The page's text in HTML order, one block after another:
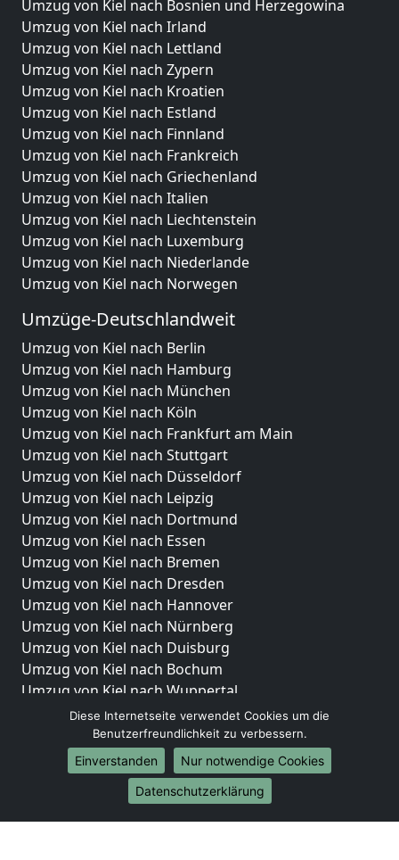
Umzug von Kiel nach Bosnien und Herzegowina
Umzug von Kiel nach Irland
Umzug von Kiel nach Lettland
Umzug von Kiel nach Zypern
Umzug von Kiel nach Kroatien
Umzug von Kiel nach Estland
Umzug von Kiel nach Finnland
Umzug von Kiel nach Frankreich
Umzug von Kiel nach Griechenland
Umzug von Kiel nach Italien
Umzug von Kiel nach Liechtenstein
Umzug von Kiel nach Luxemburg
Umzug von Kiel nach Niederlande
Umzug von Kiel nach Norwegen
Umzüge-Deutschlandweit
Umzug von Kiel nach Berlin
Umzug von Kiel nach Hamburg
Umzug von Kiel nach München
Umzug von Kiel nach Köln
Umzug von Kiel nach Frankfurt am Main
Umzug von Kiel nach Stuttgart
Umzug von Kiel nach Düsseldorf
Umzug von Kiel nach Leipzig
Umzug von Kiel nach Dortmund
Umzug von Kiel nach Essen
Umzug von Kiel nach Bremen
Umzug von Kiel nach Dresden
Umzug von Kiel nach Hannover
Umzug von Kiel nach Nürnberg
Umzug von Kiel nach Duisburg
Umzug von Kiel nach Bochum
Umzug von Kiel nach Wuppertal
Umzug von Kiel nach Bielefeld
Umzug von Kiel nach Bonn
Umzug von Kiel nach Münster
Internationale-Umzüge
Umzug von Kiel nach Brasilien
Diese Internetseite verwendet Cookies um die
Benutzerfreundlichkeit zu verbessern.
Einverstanden
Nur notwendige Cookies
Datenschutzerklärung